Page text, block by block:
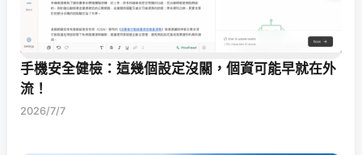
手機安全健檢：這幾個設定沒關，個資可能早就在外
流！
2026/7/7